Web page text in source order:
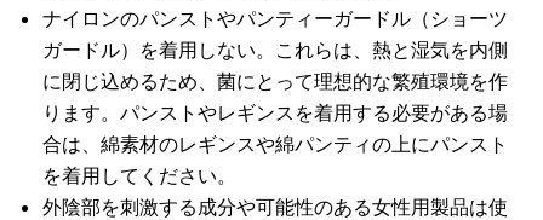
ナイロンのパンストやパンティーガードル（ショーツ
ガードル）を着用しない。これらは、熱と湿気を内側
に閉じ込めるため、菌にとって理想的な繁殖環境を作
ります。パンストやレギンスを着用する必要がある場
合は、綿素材のレギンスや綿パンティの上にパンスト
を着用してください。
外陰部を刺激する成分や可能性のある女性用製品は使